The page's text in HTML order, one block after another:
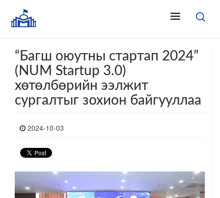
“Багш оюутны стартап 2024”
(NUM Startup 3.0)
хөтөлбөрийн ээлжит
сургалтыг зохион байгууллаа
2024-10-03